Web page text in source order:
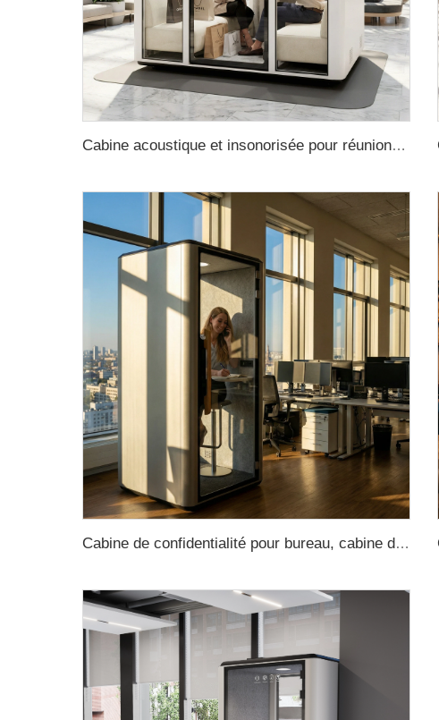
Cabine acoustique et insonorisée pour réunions, études ou travail, cabine de réunion pour bureau, cabine insonorisée pour bureau, cabine de réunion pour bureau, cabina de sonido
Cabine de confidentialité pour bureau, cabine de bureau insonorisée, cabines téléphoniques privées compactes et modernes en aluminium, cabine de bureau insonorisée, cabine de bureau insonorisée